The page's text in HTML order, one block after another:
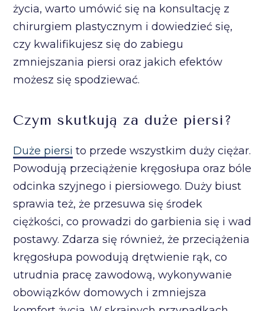
życia, warto umówić się na konsultację z
chirurgiem plastycznym i dowiedzieć się,
czy kwalifikujesz się do zabiegu
zmniejszania piersi oraz jakich efektów
możesz się spodziewać.
Czym skutkują za duże piersi?
Duże piersi to przede wszystkim duży ciężar.
Powodują przeciążenie kręgosłupa oraz bóle
odcinka szyjnego i piersiowego. Duży biust
sprawia też, że przesuwa się środek
ciężkości, co prowadzi do garbienia się i wad
postawy. Zdarza się również, że przeciążenia
kręgosłupa powodują drętwienie rąk, co
utrudnia pracę zawodową, wykonywanie
obowiązków domowych i zmniejsza